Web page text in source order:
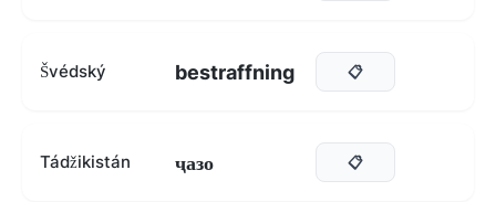
Švédský bestraffning 📋
Tádžikistán ҷазо 📋